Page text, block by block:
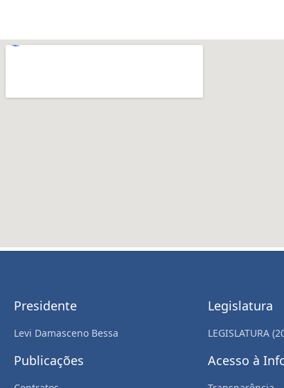
Presidente
Levi Damasceno Bessa
Publicações
Legislatura
LEGISLATURA
Acesso à